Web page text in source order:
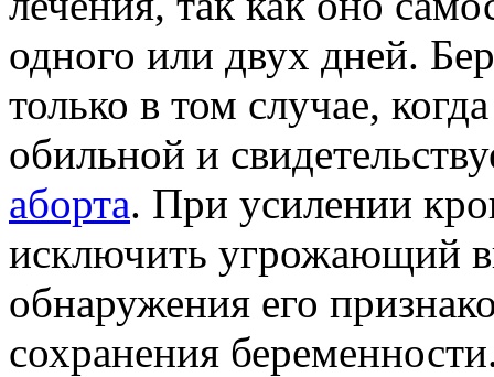
одного или двух дней.
только в том случае,
обильной и
аборта. При усилении
исключить угрожающий
обнаружения его
сохранения